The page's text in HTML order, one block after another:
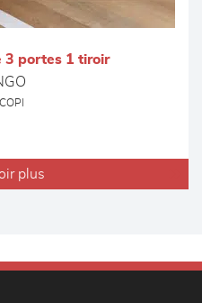
3 portes 1 tiroir
plus